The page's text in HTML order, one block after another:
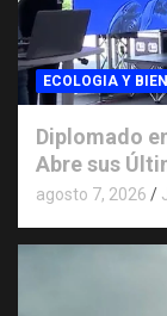
ECOLOGIA Y
Diplomado
Abre sus
agosto 7, 2026